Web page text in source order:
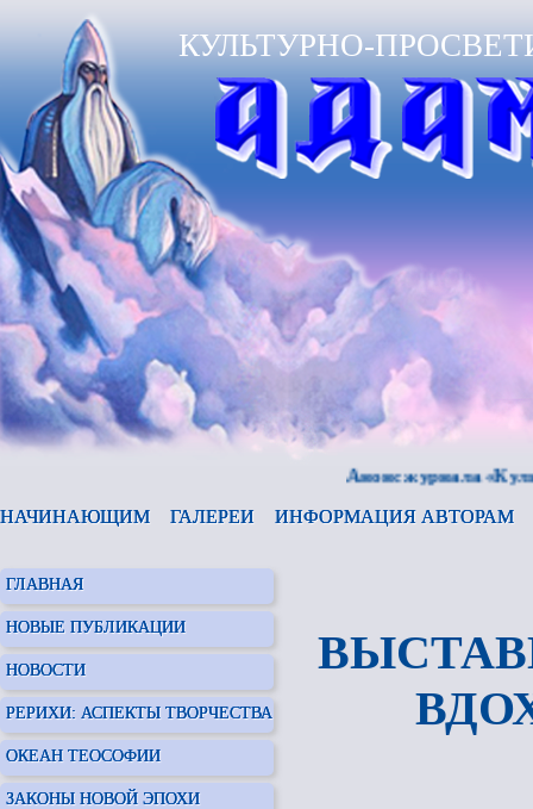
КУЛЬТУРНО-
Анонс журнала «Культура
НАЧИНАЮЩИМ ГАЛЕРЕИ ИНФОРМАЦИЯ АВТОРАМ
ГЛАВНАЯ
НОВЫЕ ПУБЛИКАЦИИ
НОВОСТИ
РЕРИХИ: АСПЕКТЫ ТВОРЧЕСТВА
ОКЕАН ТЕОСОФИИ
ЗАКОНЫ НОВОЙ ЭПОХИ